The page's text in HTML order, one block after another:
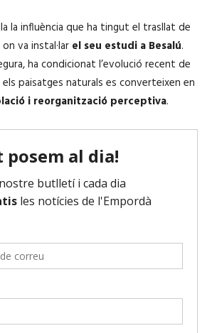
la influència que ha tingut el trasllat de
va instal·lar el seu estudi a Besalú.
ha condicionat l’evolució recent de
paisatges naturals es converteixen en
i reorganització perceptiva.